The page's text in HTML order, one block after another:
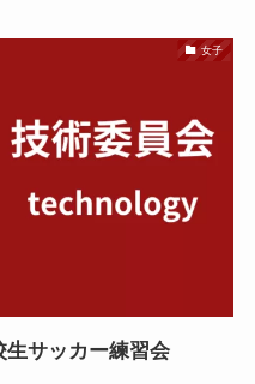
女子
サッカー練習会